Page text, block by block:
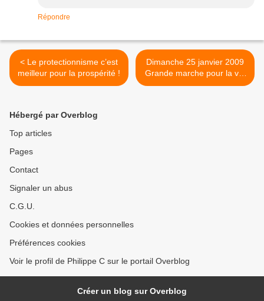
Répondre
< Le protectionnisme c’est
meilleur pour la prospérité !
Dimanche 25 janvier 2009
Grande marche pour la vie
>
Hébergé par Overblog
Top articles
Pages
Contact
Signaler un abus
C.G.U.
Cookies et données personnelles
Préférences cookies
Voir le profil de Philippe C sur le portail Overblog
Créer un blog sur Overblog